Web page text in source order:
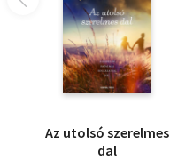
Az utolsó szerelmes
dal